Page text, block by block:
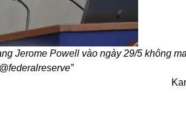
Jerome Powell vào ngày 29/5 không